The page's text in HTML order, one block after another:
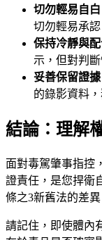
切勿輕易自白
切勿輕易承
保持冷靜與
示，但對判
妥善保留證據
的錄影資料
結論：理解
面對毒駕肇事指控
證責任，是您捍衛
條之3新舊法的差
請記住，即使體內